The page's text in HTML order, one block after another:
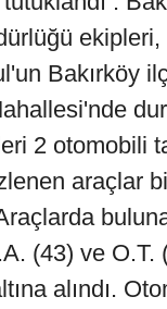
ekipleri,
Bakırköy
2 otomobili
araçlar
(43) ve O.T.
alındı.